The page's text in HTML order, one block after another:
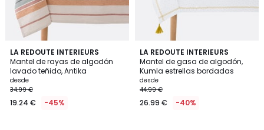
LA REDOUTE INTERIEURS
Mantel de rayas de algodón
lavado teñido, Antika
desde
34.99 €
19.24 € -45%
4,5
/ 5
3
Colores
LA REDOUTE INTERIEURS
Mantel de gasa de algodón,
Kumla estrellas bordadas
desde
44.99 €
26.99 € -40%
4,6
/ 5